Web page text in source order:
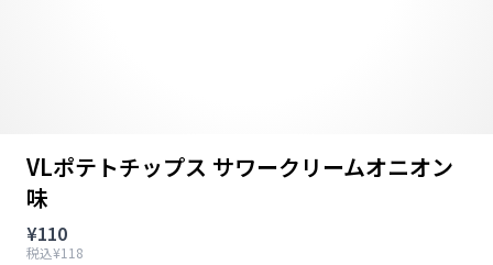
VLポテトチップス サワークリームオニオン
味
¥110
税込¥118